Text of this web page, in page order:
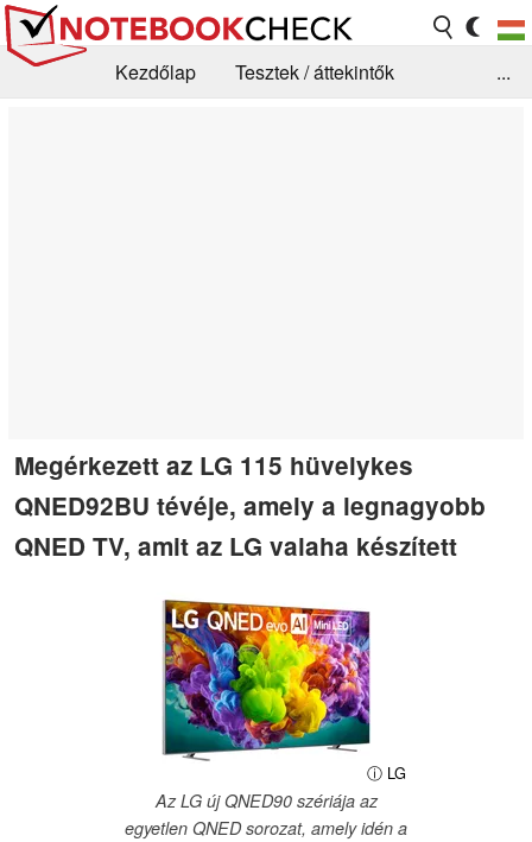
Kezdőlap
Tesztek / áttekintők
...
Megérkezett az LG 115 hüvelykes
QNED92BU tévéje, amely a legnagyobb
QNED TV, amit az LG valaha készített
ⓘ LG
Az LG új QNED90 szériája az
egyetlen QNED sorozat, amely idén a